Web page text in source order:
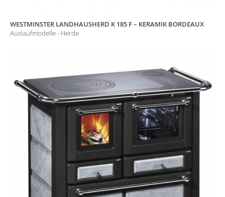
WESTMINSTER LANDHAUSHERD K 185 F – KERAMIK BORDEAUX
Auslaufmodelle - Herde